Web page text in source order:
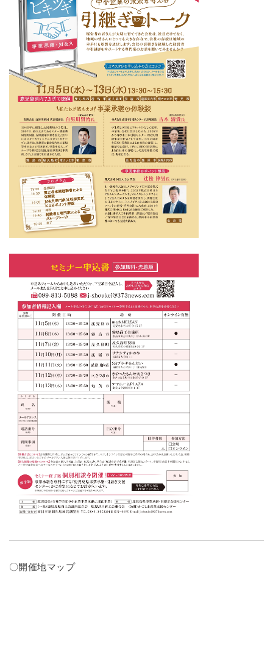
〇開催地マップ